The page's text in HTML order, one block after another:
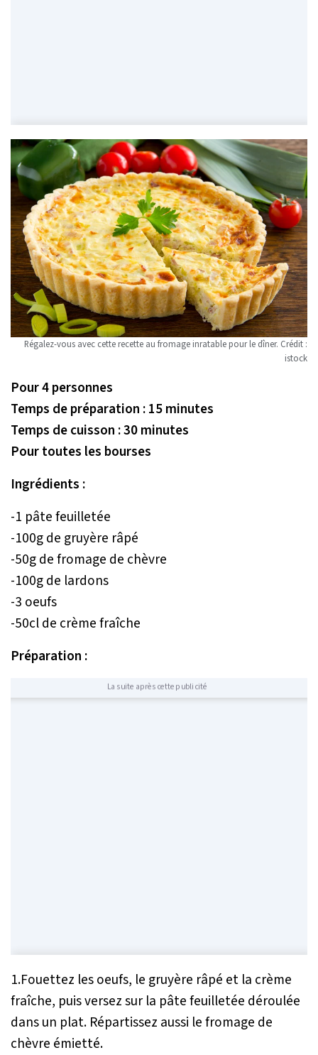
Régalez-vous avec cette recette au fromage inratable pour le dîner. Crédit :
istock
Pour 4 personnes
Temps de préparation : 15 minutes
Temps de cuisson : 30 minutes
Pour toutes les bourses
Ingrédients :
-1 pâte feuilletée
-100g de gruyère râpé
-50g de fromage de chèvre
-100g de lardons
-3 oeufs
-50cl de crème fraîche
Préparation :
La suite après cette publicité
1.Fouettez les oeufs, le gruyère râpé et la crème
fraîche, puis versez sur la pâte feuilletée déroulée
dans un plat. Répartissez aussi le fromage de
chèvre émietté.